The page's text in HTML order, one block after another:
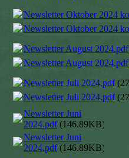
Newsletter Oktober 2024
Newsletter Oktober 2024
Newsletter August 2024.pdf
Newsletter August 2024.pdf
Newsletter Juli 2024.pdf
Newsletter Juli 2024.pdf
Newsletter Juni
2024.pdf(146.89KB)
Newsletter Juni
2024.pdf(146.89KB)